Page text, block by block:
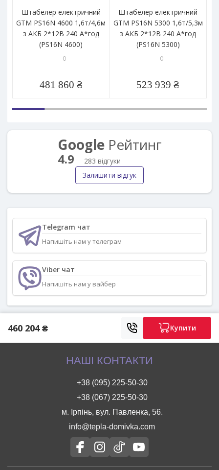
Штабелер електричний
GTM PS16N 4600 1,6т/4,6м
з АКБ 2*12В 240 А*год
(PS16N 4600)
0
481 860 ₴
Штабелер електричний
GTM PS16N 5300 1,6т/5,3м
з АКБ 2*12В 240 А*год
(PS16N 5300)
0
523 939 ₴
GoogleРейтинг
4.9
283 відгуки
Залишити відгук
Telegram чат
Напишіть нам у телеграм
Viber чат
Напишіть нам у вайбер
460 204 ₴ Купити
НАШІ КОНТАКТИ
+38 (095) 225-50-30
+38 (067) 225-50-30
м. Ірпінь, вул. Павленка, 56.
info@tepla-domivka.com